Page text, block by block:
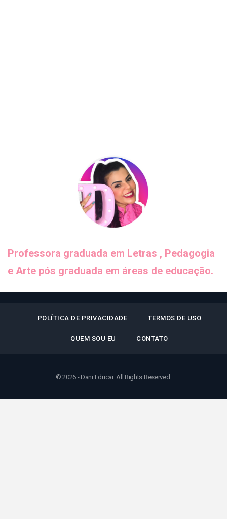
Professora graduada em Letras , Pedagogia
e Arte pós graduada em áreas de educação.
POLÍTICA DE PRIVACIDADE TERMOS DE USO
QUEM SOU EU CONTATO
© 2026 - Dani Educar. All Rights Reserved.